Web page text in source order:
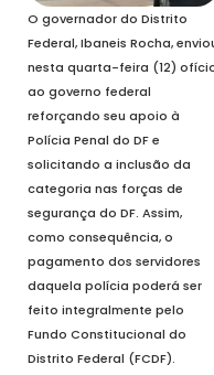
O governador do Distrito
Federal, Ibaneis Rocha,
nesta quarta-feira (12)
ao governo federal
reforçando seu apoio à
Polícia Penal do DF e
solicitando a inclusão da
categoria nas forças de
segurança do DF. Assim,
como consequência, o
pagamento dos servidores
daquela polícia poderá ser
feito integralmente pelo
Fundo Constitucional do
Distrito Federal (FCDF).